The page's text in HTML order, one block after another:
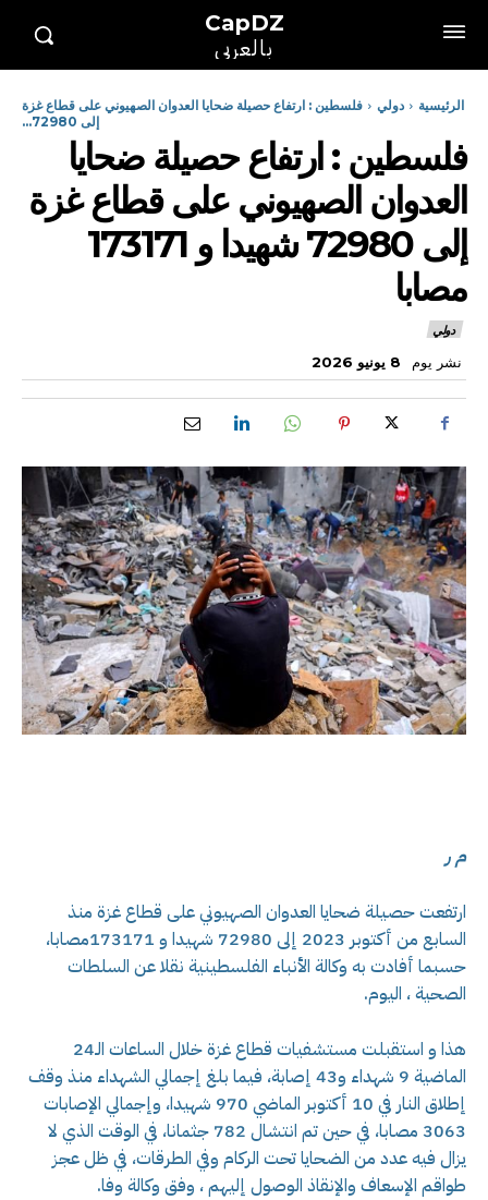
CapDZ
بالعربي
الرئيسية دولي
فلسطين : ارتفاع حصيلة ضحايا العدوان الصهيوني على قطاع غزة
إلى 72980...
فلسطين : ارتفاع حصيلة ضحايا
العدوان الصهيوني على قطاع غزة
إلى 72980 شهيدا و 173171
مصابا
دولي
نشر يوم 8 يونيو 2026
م ر
ارتفعت حصيلة ضحايا العدوان الصهيوني على قطاع غزة منذ
السابع من أكتوبر 2023 إلى 72980 شهيدا و 173171مصابا،
حسبما أفادت به وكالة الأنباء الفلسطينية نقلا عن السلطات
الصحية ، اليوم.
هذا و استقبلت مستشفيات قطاع غزة خلال الساعات الـ24
الماضية 9 شهداء و43 إصابة، فيما بلغ إجمالي الشهداء منذ وقف
إطلاق النار في 10 أكتوبر الماضي 970 شهيدا، وإجمالي الإصابات
3063 مصابا، في حين تم انتشال 782 جثمانا، في الوقت الذي لا
يزال فيه عدد من الضحايا تحت الركام وفي الطرقات، في ظل عجز
طواقم الإسعاف والإنقاذ الوصول إليهم ، وفق وكالة وفا.